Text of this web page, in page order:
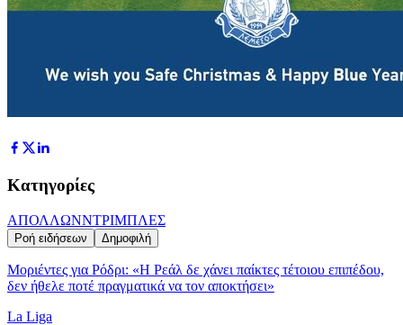
Κατηγορίες
ΑΠΟΛΛΩΝΝΤΡΙΜΠΛΕΣ
Ροή ειδήσεων Δημοφιλή
Μοριέντες για Ρόδρι: «Η Ρεάλ δε χάνει παίκτες τέτοιου επιπέδου,
δεν ήθελε ποτέ πραγματικά να τον αποκτήσει»
La Liga